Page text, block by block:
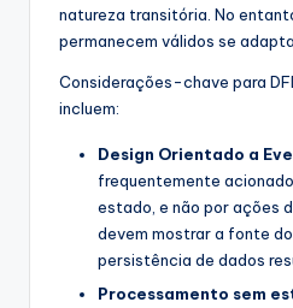
natureza transitória. No
permanecem válidos se
Considerações-chave para
incluem:
Design Orientado a
frequentemente
estado, e não por ações
devem mostrar a fonte
persistência de dados
Processamento sem